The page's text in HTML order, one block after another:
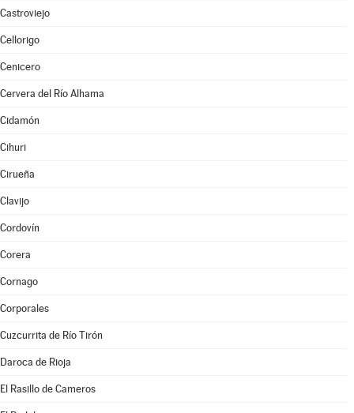
Castroviejo
Cellorigo
Cenicero
Cervera del Río Alhama
Cidamón
Cihuri
Cirueña
Clavijo
Cordovín
Corera
Cornago
Corporales
Cuzcurrita de Río Tirón
Daroca de Rioja
El Rasillo de Cameros